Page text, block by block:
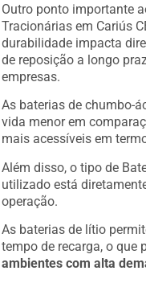
Outro ponto importante
Tracionárias em Cariús
durabilidade impacta
de reposição a longo
empresas.
As baterias de chumbo-
vida menor em
mais acessíveis em
Além disso, o tipo de
utilizado está
operação.
As baterias de lítio
tempo de recarga, o que
ambientes com alta